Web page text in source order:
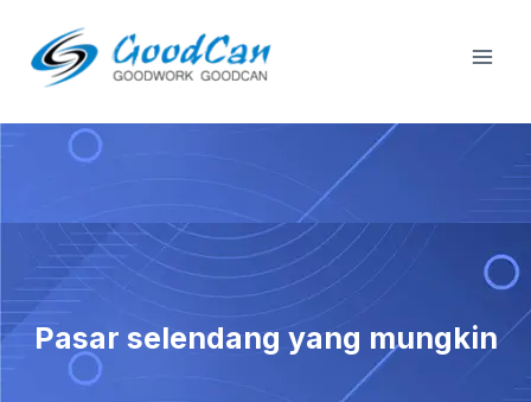
kandungan
Pasar selendang yang mungkin